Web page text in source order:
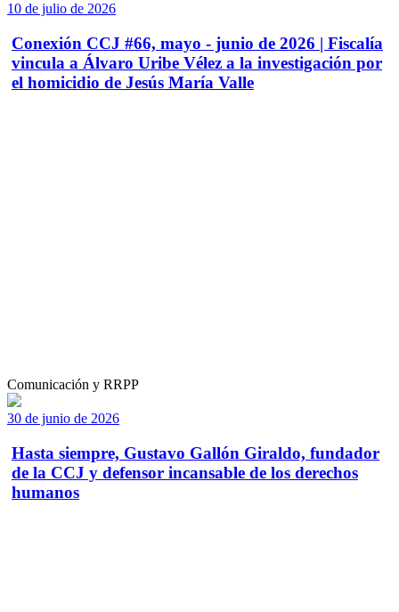
10 de julio de 2026
Conexión CCJ #66, mayo - junio de 2026 | Fiscalía
vincula a Álvaro Uribe Vélez a la investigación por
el homicidio de Jesús María Valle
Comunicación y RRPP
30 de junio de 2026
Hasta siempre, Gustavo Gallón Giraldo, fundador
de la CCJ y defensor incansable de los derechos
humanos